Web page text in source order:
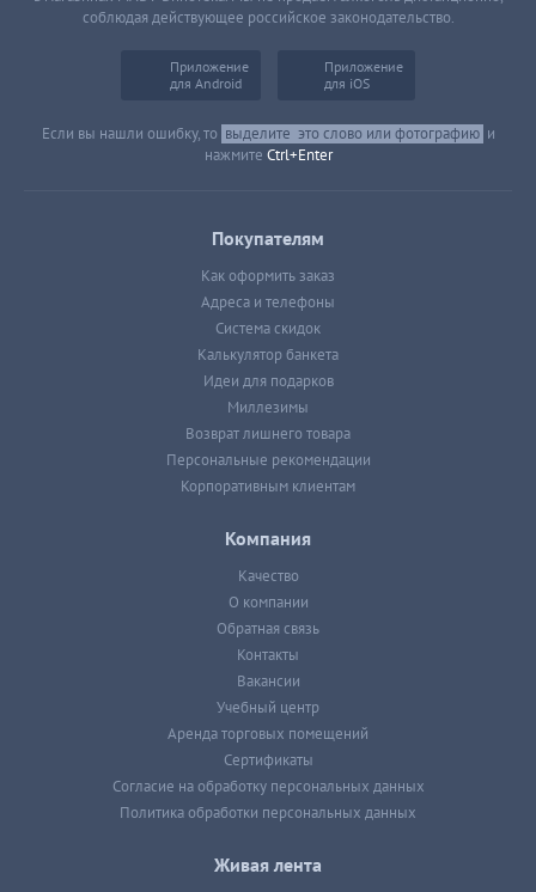
соблюдая действующее российское законодательство.
Приложение
для Android
Приложение
для iOS
Если вы нашли ошибку, то выделите это слово или фотографию и
нажмите Ctrl+Enter
Покупателям
Как оформить заказ
Адреса и телефоны
Система скидок
Калькулятор банкета
Идеи для подарков
Миллезимы
Возврат лишнего товара
Персональные рекомендации
Корпоративным клиентам
Компания
Качество
О компании
Обратная связь
Контакты
Вакансии
Учебный центр
Аренда торговых помещений
Сертификаты
Согласие на обработку персональных данных
Политика обработки персональных данных
Живая лента